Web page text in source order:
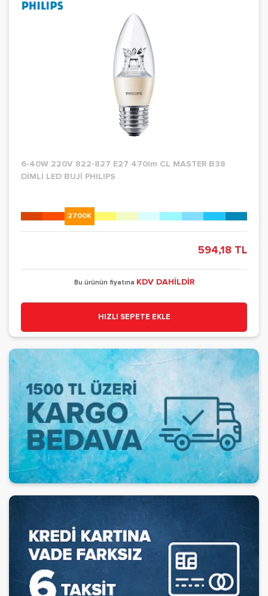
6-40W 220V 822-827 E27 470lm CL MASTER B38
DİMLİ LED BUJİ PHILIPS
2700K
594,18 TL
Bu ürünün fiyatına KDV DAHİLDİR
HIZLI SEPETE EKLE